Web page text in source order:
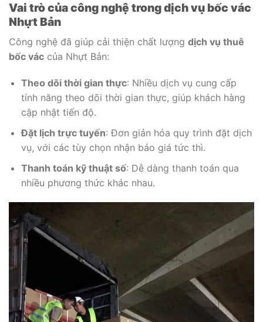
Vai trò của công nghệ trong dịch vụ bốc vác
Nhựt Bản
Công nghệ đã giúp cải thiện chất lượng dịch vụ thuê
bốc vác của Nhựt Bản:
Theo dõi thời gian thực: Nhiều dịch vụ cung cấp
tính năng theo dõi thời gian thực, giúp khách hàng
cập nhật tiến độ.
Đặt lịch trực tuyến: Đơn giản hóa quy trình đặt dịch
vụ, với các tùy chọn nhận báo giá tức thì.
Thanh toán kỹ thuật số: Dễ dàng thanh toán qua
nhiều phương thức khác nhau.